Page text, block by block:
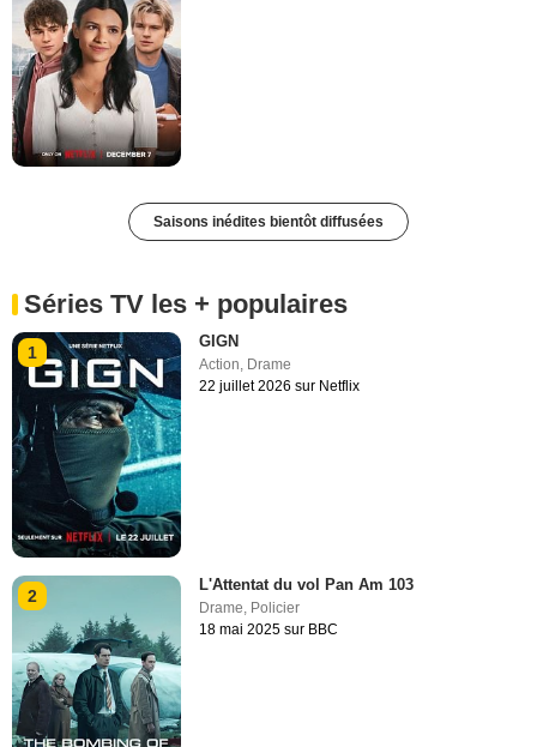
Saisons inédites bientôt diffusées
Séries TV les + populaires
1
GIGN
Action Drame
22 juillet 2026 sur Netflix
2
L'Attentat du vol Pan Am 103
Drame, Policier
18 mai 2025 sur BBC